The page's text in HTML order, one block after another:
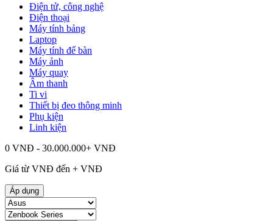
Điện tử, công nghệ
Điện thoại
Máy tính bảng
Laptop
Máy tính để bàn
Máy ảnh
Máy quay
Âm thanh
Ti vi
Thiết bị đeo thông minh
Phụ kiện
Linh kiện
0 VNĐ - 30.000.000+ VNĐ
Giá từ VNĐ đến + VNĐ
Áp dụng